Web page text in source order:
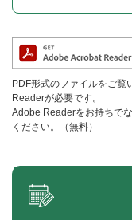
PDF形式のファイルをご覧
Readerが必要です。
Adobe Readerをお持ちで
ください。（無料）